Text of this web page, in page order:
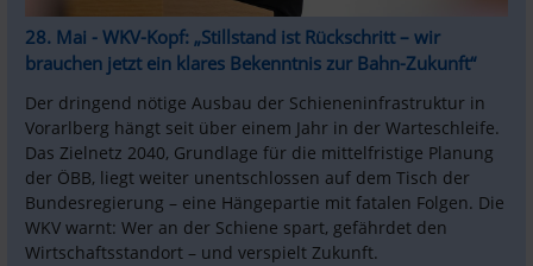
28. Mai - WKV-Kopf: „Stillstand ist Rückschritt – wir
brauchen jetzt ein klares Bekenntnis zur Bahn-Zukunft“
Der dringend nötige Ausbau der Schieneninfrastruktur in
Vorarlberg hängt seit über einem Jahr in der Warteschleife.
Das Zielnetz 2040, Grundlage für die mittelfristige Planung
der ÖBB, liegt weiter unentschlossen auf dem Tisch der
Bundesregierung – eine Hängepartie mit fatalen Folgen. Die
WKV warnt: Wer an der Schiene spart, gefährdet den
Wirtschaftsstandort – und verspielt Zukunft.